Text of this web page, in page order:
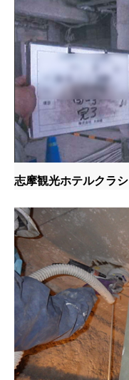
志摩観光ホテルクラ